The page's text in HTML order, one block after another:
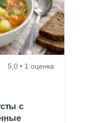
5,0 • 1 оценка
с